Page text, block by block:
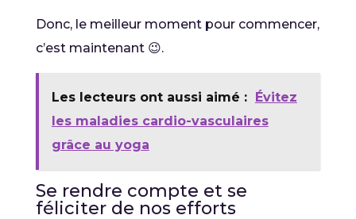
Donc, le meilleur moment pour commencer,
c’est maintenant 😉.
Les lecteurs ont aussi aimé : Évitez
les maladies cardio-vasculaires
grâce au yoga
Se rendre compte et se
féliciter de nos efforts